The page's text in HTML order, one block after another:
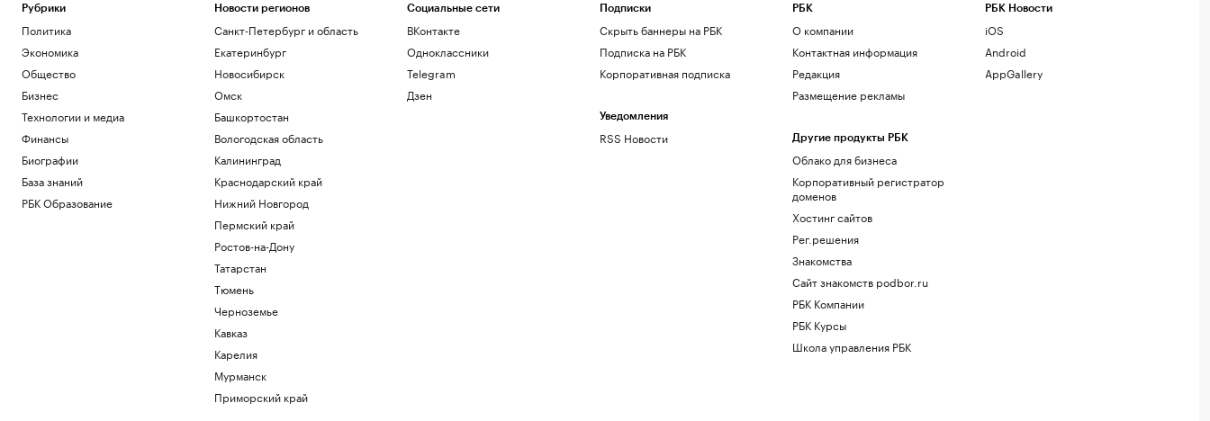
Рубрики
Политика
Экономика
Общество
Бизнес
Технологии и медиа
Финансы
Биографии
База знаний
РБК Образование
Новости регионов
Санкт-Петербург и область
Екатеринбург
Новосибирск
Омск
Башкортостан
Вологодская область
Калининград
Краснодарский край
Нижний Новгород
Пермский край
Ростов-на-Дону
Татарстан
Тюмень
Черноземье
Кавказ
Карелия
Мурманск
Приморский край
Социальные сети
ВКонтакте
Одноклассники
Telegram
Дзен
Подписки
Скрыть баннеры на РБК
Подписка на РБК
Корпоративная подписка
Уведомления
RSS Новости
РБК
О компании
Контактная информация
Редакция
Размещение рекламы
Другие продукты РБК
Облако для бизнеса
Корпоративный регистратор
доменов
Хостинг сайтов
Рег.решения
Знакомства
Сайт знакомств podbor.ru
РБК Компании
РБК Курсы
Школа управления РБК
РБК Новости
iOS
Android
AppGallery